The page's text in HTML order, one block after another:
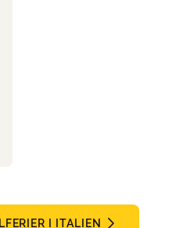
I ITALIEN